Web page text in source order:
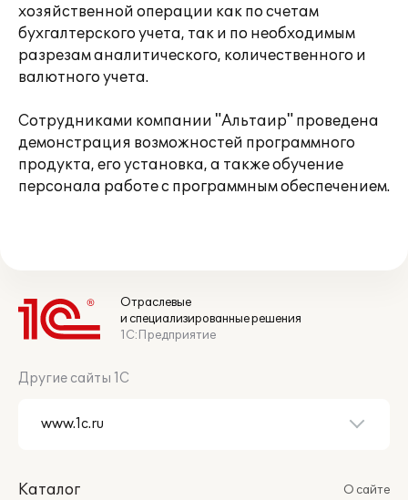
хозяйственной операции как по счетам
бухгалтерского учета, так и по необходимым
разрезам аналитического, количественного и
валютного учета.
Сотрудниками компании "Альтаир" проведена
демонстрация возможностей программного
продукта, его установка, а также обучение
персонала работе с программным обеспечением.
Отраслевые
и специализированные решения
1С:Предприятие
Другие сайты 1С
Каталог
О сайте